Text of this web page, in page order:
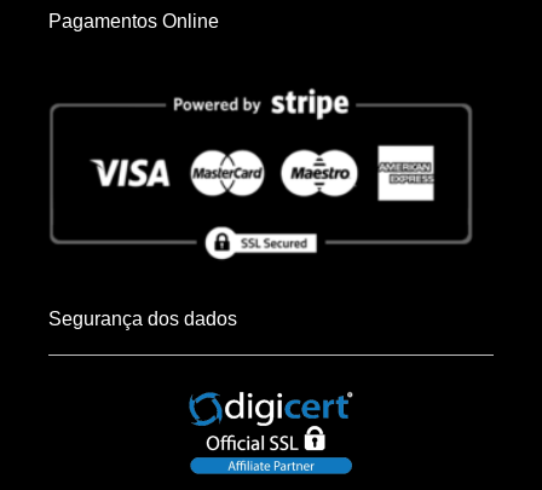
Pagamentos Online
Segurança dos dados